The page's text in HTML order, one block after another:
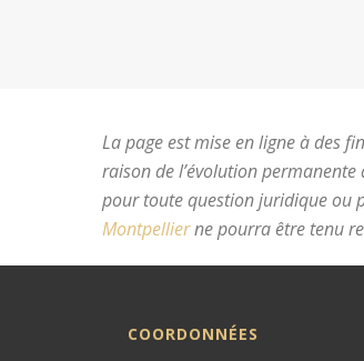
La page est mise en ligne à des
raison de l’évolution
pour toute question juridique ou
Montpellierne pourra être tenu
COORDONNÉES